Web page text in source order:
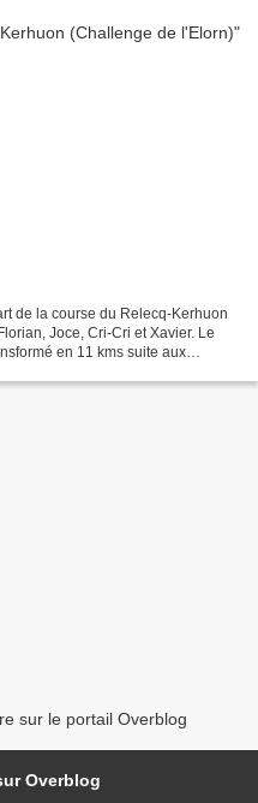
de la course du Relecq-Kerhuon
Joce, Cri-Cri et Xavier. Le
en 11 kms suite aux
sur le portail Overblog
Overblog